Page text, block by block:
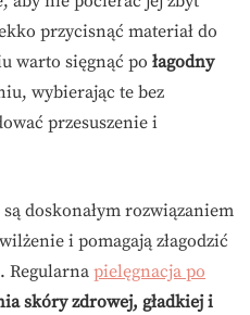
przycisnąć materiał do
warto sięgnąć po łagodny
wybierając te bez
przesuszenie i
są doskonałym rozwiązaniem
i pomagają złagodzić
Regularna pielęgnacja po
skóry zdrowej, gładkiej i